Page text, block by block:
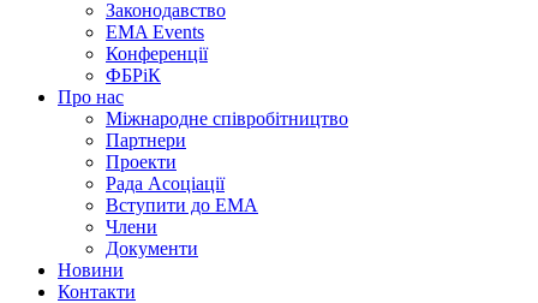
Законодавство
EMA Events
Конференції
ФБРіК
Про нас
Міжнародне співробітництво
Партнери
Проекти
Рада Асоціації
Вступити до ЕМА
Члени
Документи
Новини
Контакти